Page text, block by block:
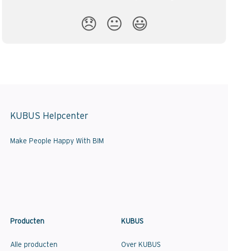
😞 😐 😃
KUBUS Helpcenter
Make People Happy With BIM
Producten
Alle producten
KUBUS
Over KUBUS